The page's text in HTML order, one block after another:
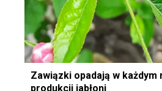
Zawiązki opadają w każdym
produkcji jabłoni